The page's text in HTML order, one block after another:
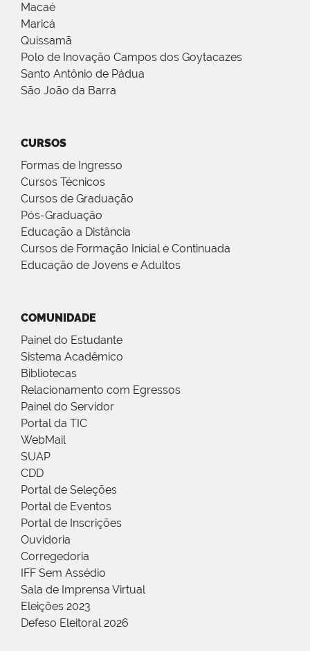
Macaé
Maricá
Quissamã
Polo de Inovação Campos dos Goytacazes
Santo Antônio de Pádua
São João da Barra
CURSOS
Formas de Ingresso
Cursos Técnicos
Cursos de Graduação
Pós-Graduação
Educação a Distância
Cursos de Formação Inicial e Continuada
Educação de Jovens e Adultos
COMUNIDADE
Painel do Estudante
Sistema Acadêmico
Bibliotecas
Relacionamento com Egressos
Painel do Servidor
Portal da TIC
WebMail
SUAP
CDD
Portal de Seleções
Portal de Eventos
Portal de Inscrições
Ouvidoria
Corregedoria
IFF Sem Assédio
Sala de Imprensa Virtual
Eleições 2023
Defeso Eleitoral 2026